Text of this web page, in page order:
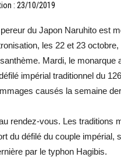
: 23/10/2019
du Japon Naruhito est
les 22 et 23
Mardi, le monarque
impérial traditionnel du
causés la semaine
rendez-vous. Les traditions
du défilé du couple
par le typhon Hagibis.